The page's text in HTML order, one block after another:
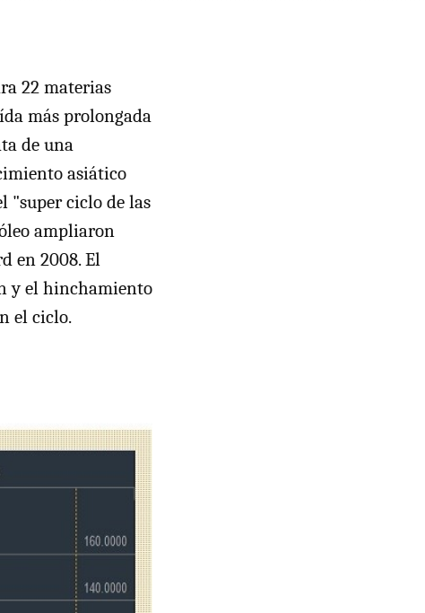
22 materias
más prolongada
de una
asiático
"super ciclo de las
ampliaron
en 2008. El
y el hinchamiento
el ciclo.